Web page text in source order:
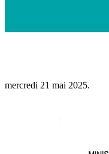
mercredi 21 mai 2025.